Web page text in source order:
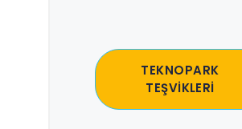
TEKNOPARK
TEŞVİKLERİ